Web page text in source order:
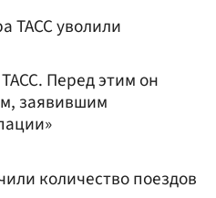
ТАСС уволили
Перед этим он
заявившим
количество поездов